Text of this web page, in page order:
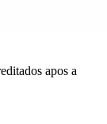
apos a